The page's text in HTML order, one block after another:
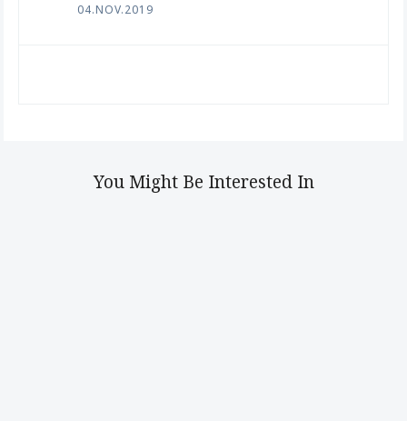
04.NOV.2019
You Might Be Interested In